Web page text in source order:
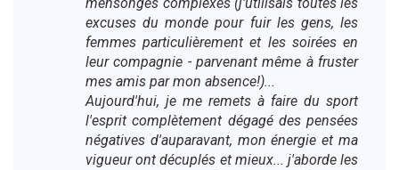
excuses du monde pour fuir les gens, les
femmes particulièrement et les soirées en
leur compagnie - parvenant même à fruster
mes amis par mon absence!)...
Aujourd'hui, je me remets à faire du sport
l'esprit complètement dégagé des pensées
négatives d'auparavant, mon énergie et ma
vigueur ont décuplés et mieux... j'aborde les